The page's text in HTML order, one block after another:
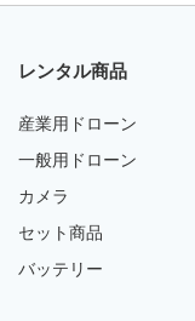
レンタル商品
産業用ドローン
一般用ドローン
カメラ
セット商品
バッテリー